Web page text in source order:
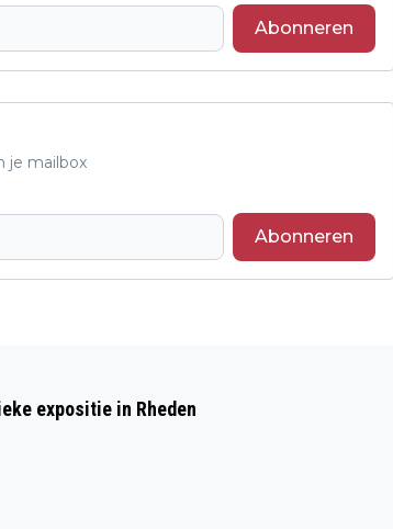
Abonneren
je mailbox
Abonneren
MET CONCERT EN RECEPTIE
expositie in Rheden